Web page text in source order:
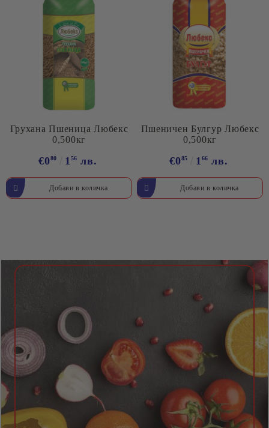
Грухана Пшеница Любекс
0,500кг
€080 156 лв.
Пшеничен Булгур Любекс
0,500кг
€085 166 лв.